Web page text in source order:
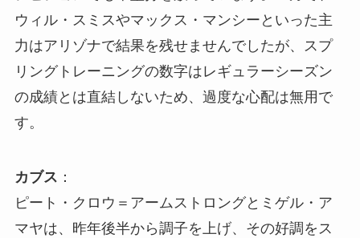
ウィル・スミスやマックス・マンシーといった主
力はアリゾナで結果を残せませんでしたが、スプ
リングトレーニングの数字はレギュラーシーズン
の成績とは直結しないため、過度な心配は無用で
す。
カブス ：
ピート・クロウ＝アームストロングとミゲル・ア
マヤは、昨年後半から調子を上げ、その好調をス